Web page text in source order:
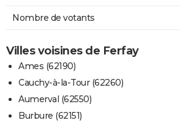
Nombre de votants
Villes voisines de Ferfay
Ames (62190)
Cauchy-à-la-Tour (62260)
Aumerval (62550)
Burbure (62151)